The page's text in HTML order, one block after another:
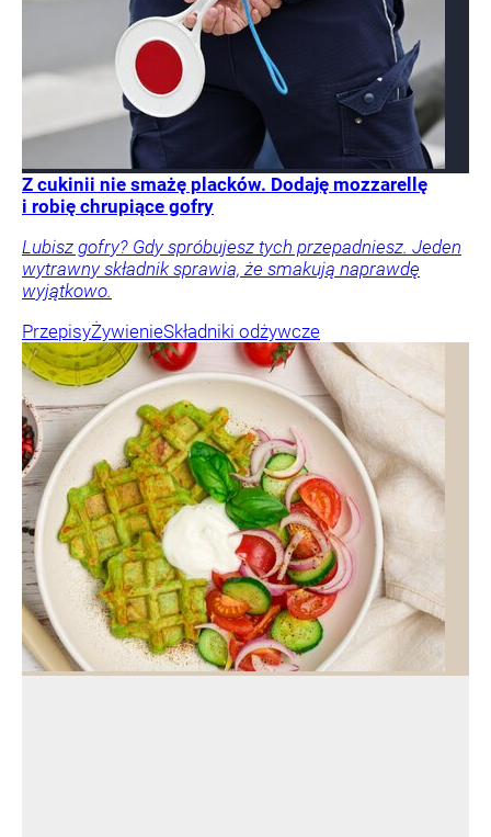
Z cukinii nie smażę placków. Dodaję mozzarellę
i robię chrupiące gofry
Lubisz gofry? Gdy spróbujesz tych przepadniesz. Jeden
wytrawny składnik sprawia, że smakują naprawdę
wyjątkowo.
PrzepisyŻywienieSkładniki odżywcze